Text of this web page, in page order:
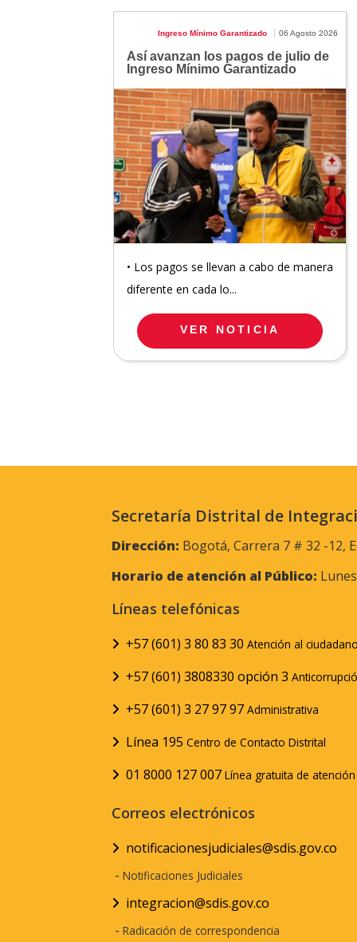
Ingreso Mínimo Garantizado 06 Agosto 2026
Así avanzan los pagos de julio de
Ingreso Mínimo Garantizado
• Los pagos se llevan a cabo de manera
diferente en cada lo...
VER NOTICIA
Secretaría Distrital de
Dirección: Bogotá, Carrera 7 # 32 -12,
Horario de atención al Público:
Líneas telefónicas
+57 (601) 3 80 83 30 Atención al
+57 (601) 3808330 opción 3
+57 (601) 3 27 97 97 Administrativa
Línea 195 Centro de Contacto Distrital
01 8000 127 007 Línea gratuita de
Correos electrónicos
notificacionesjudiciales@sdis.gov.co
- Notificaciones Judiciales
integracion@sdis.gov.co
- Radicación de correspondencia